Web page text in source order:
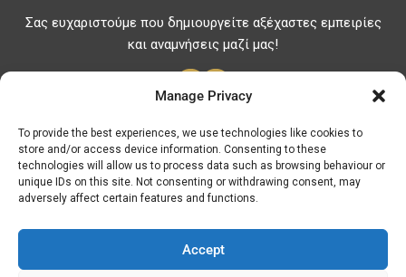
Manage Privacy
To provide the best experiences, we use technologies like cookies to
store and/or access device information. Consenting to these
technologies will allow us to process data such as browsing behaviour or
unique IDs on this site. Not consenting or withdrawing consent, may
adversely affect certain features and functions.
Accept
Σας ευχαριστούμε που δημιουργείτε αξέχαστες εμπειρίες
και αναμνήσεις μαζί μας!
Χρήσιμες Πληροφορίες
Χρήσιμα Τηλέφωνα
Νοσοκομεία
Τιμές Καυσίμων